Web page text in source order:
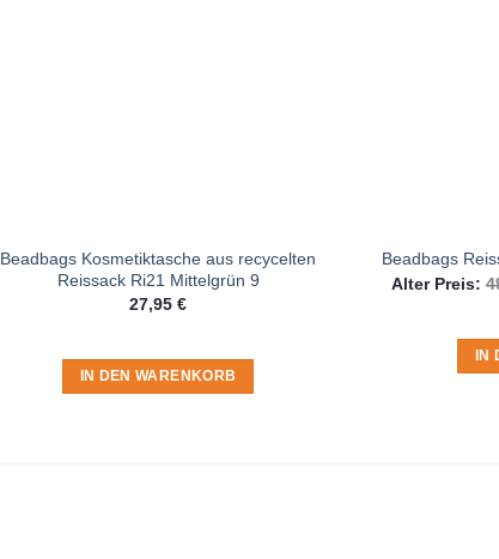
Beadbags Kosmetiktasche aus recycelten
Reissack Ri21 Mittelgrün 9
27,95 €
IN DEN WARENKORB
Beadbags
Alter Preis:
IN